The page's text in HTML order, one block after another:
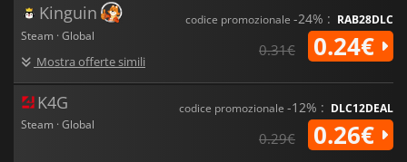
Kinguin
Steam · Global
Mostra offerte simili
codice promozionale -24% : RAB28DLC
0.31€ 0.24€
K4G
Steam · Global
codice promozionale -12% : DLC12DEAL
0.29€ 0.26€